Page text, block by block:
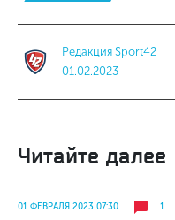
Редакция Sport42
01.02.2023
Читайте далее
01 ФЕВРАЛЯ 2023 07:30 1